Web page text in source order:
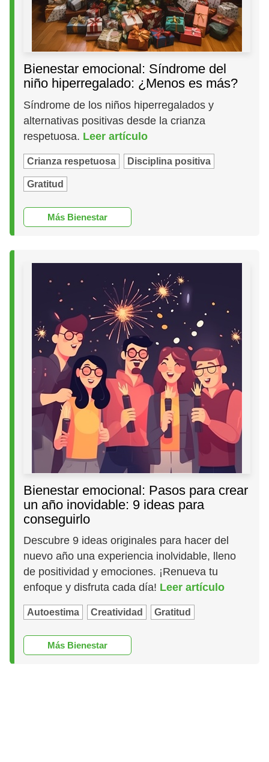
Bienestar emocional: Síndrome del
niño hiperregalado: ¿Menos es más?
Síndrome de los niños hiperregalados y
alternativas positivas desde la crianza
respetuosa. Leer artículo
Crianza respetuosa Disciplina positiva
Gratitud
Más Bienestar
Bienestar emocional: Pasos para crear
un año inovidable: 9 ideas para
conseguirlo
Descubre 9 ideas originales para hacer del
nuevo año una experiencia inolvidable, lleno
de positividad y emociones. ¡Renueva tu
enfoque y disfruta cada día! Leer artículo
Autoestima Creatividad Gratitud
Más Bienestar